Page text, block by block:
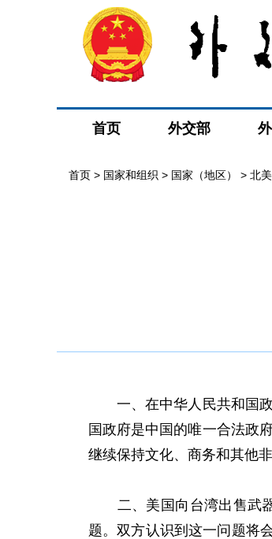
首页 外交部
首页 > 国家和组织 > 国家（地区） > 北
一、在中华人民共和国政
国政府是中国的唯一合法政
继续保持文化、商务和其他
二、美国向台湾出售武器
题。双方认识到这一问题将